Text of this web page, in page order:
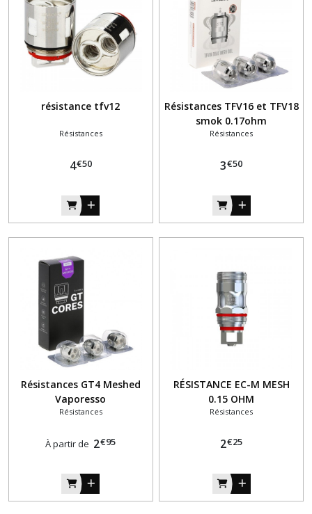
résistance tfv12
Résistances
4€50
Résistances TFV16 et TFV18
smok 0.17ohm
Résistances
3€50
Résistances GT4 Meshed
Vaporesso
Résistances
À partir de 2€95
RÉSISTANCE EC-M MESH
0.15 OHM
Résistances
2€25